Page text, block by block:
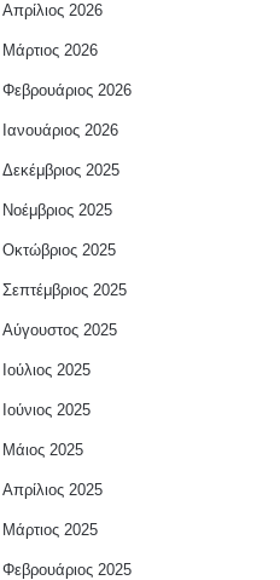
Απρίλιος 2026
Μάρτιος 2026
Φεβρουάριος 2026
Ιανουάριος 2026
Δεκέμβριος 2025
Νοέμβριος 2025
Οκτώβριος 2025
Σεπτέμβριος 2025
Αύγουστος 2025
Ιούλιος 2025
Ιούνιος 2025
Μάιος 2025
Απρίλιος 2025
Μάρτιος 2025
Φεβρουάριος 2025